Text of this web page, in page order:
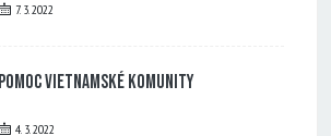
7. 3. 2022
Pomoc vietnamské komunity
4. 3. 2022